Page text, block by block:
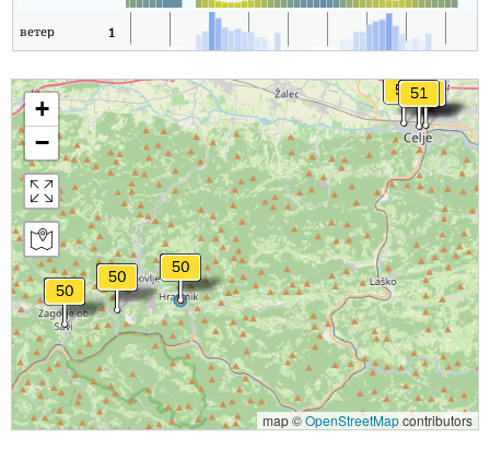
ветер 1
+
−
map ©OpenStreetMapcontributors